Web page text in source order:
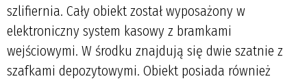
szlifiernia. Cały obiekt został wyposażony w
elektroniczny system kasowy z bramkami
wejściowymi. W środku znajdują się dwie szatnie z
szafkami depozytowymi. Obiekt posiada również